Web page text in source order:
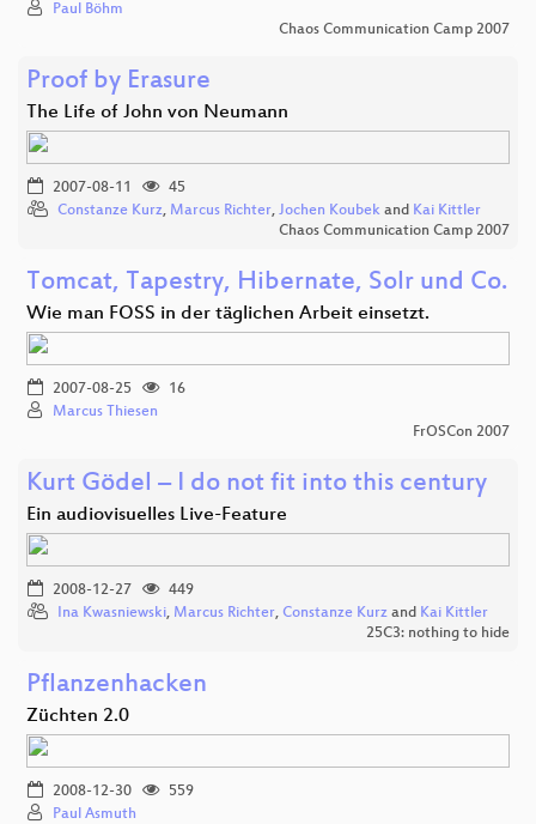
Paul Böhm
Chaos Communication Camp 2007
Proof by Erasure
The Life of John von Neumann
2007-08-11
45
Constanze Kurz, Marcus Richter, Jochen Koubek and Kai Kittler
Chaos Communication Camp 2007
Tomcat, Tapestry, Hibernate, Solr und Co.
Wie man FOSS in der täglichen Arbeit einsetzt.
2007-08-25
16
Marcus Thiesen
FrOSCon 2007
Kurt Gödel – I do not fit into this century
Ein audiovisuelles Live-Feature
2008-12-27
449
Ina Kwasniewski, Marcus Richter, Constanze Kurz and Kai Kittler
25C3: nothing to hide
Pflanzenhacken
Züchten 2.0
2008-12-30
559
Paul Asmuth